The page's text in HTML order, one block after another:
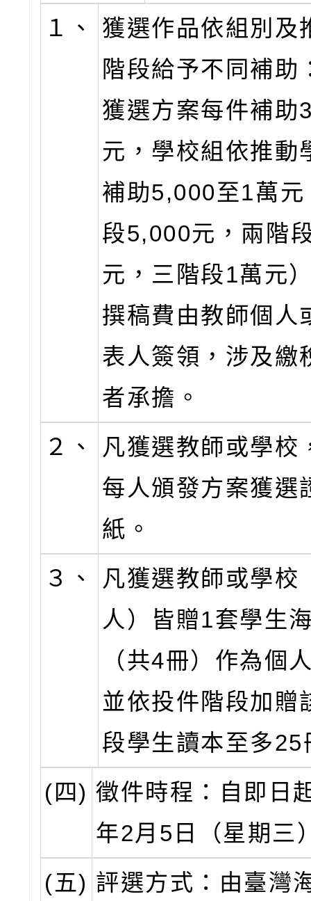
１、
獲選作品依組別及
階段給予不同補助
獲選方案每件補助
元，學校組依推動
補助5,000至1萬元
段5,000元，兩階
元，三階段1萬元
撰稿費由教師個人
表人簽領，涉及繳
者承擔。
２、
凡獲選教師或學校
每人頒發方案獲選
紙。
３、
凡獲選教師或學校
人）皆贈1套學生
（共4冊）作為個
並依投件階段加贈
段學生讀本至多25
(四) 徵件時程：自即日
年2月5日（星期三
(五) 評選方式：由臺灣